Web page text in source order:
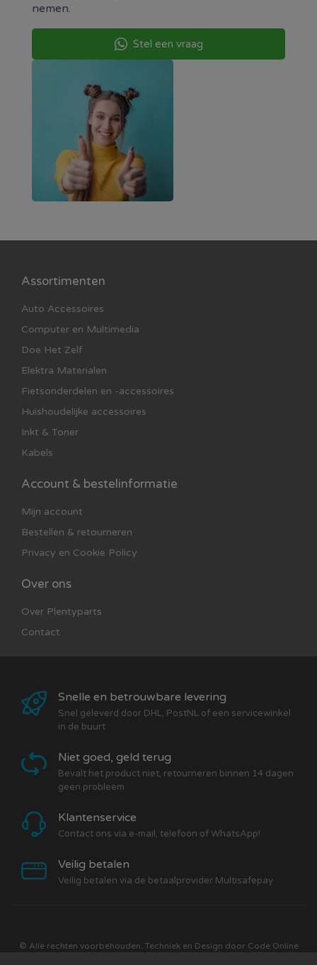
nemen.
Stel een vraag
Assortimenten
Auto Accessoires
Computer en Multimedia
Doe Het Zelf
Elektra Materialen
Fietsonderdelen en -accessoires
Huishoudelijke accessoires
Inkt & Toner
Kabels
Account & bestelinformatie
Mijn account
Bestellen & retourneren
Privacy en Cookie Policy
Over ons
Over Plentyparts
Contact
Snelle en betrouwbare levering
Snel geleverd door DHL, PostNL of een servicewinkel
in de buurt
Niet goed, geld terug
Bevalt het product niet, retourneren binnen 14 dagen
geen probleem
Klantenservice
Contact ons via e-mail, telefoon of WhatsApp!
Veilig betalen
Veilig betalen via de betaalprovider Multisafepay
© Alle rechten voorbehouden. Techniek en Design door Code Online